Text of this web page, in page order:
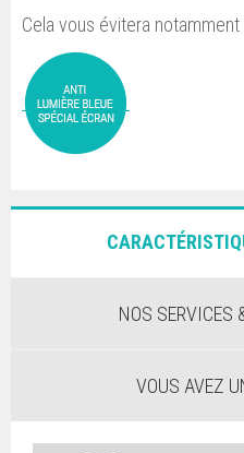
Cela vous évitera
NOS SERVICES
VOUS AVEZ